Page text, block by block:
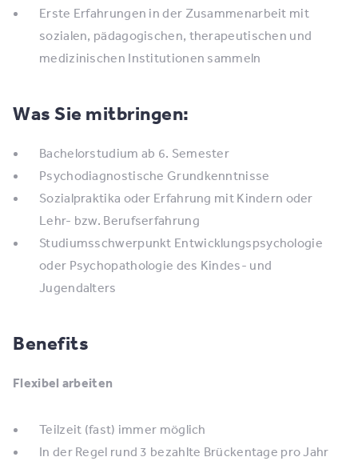
Erste Erfahrungen in der Zusammenarbeit mit
sozialen, pädagogischen, therapeutischen und
medizinischen Institutionen sammeln
Was Sie mitbringen:
Bachelorstudium ab 6. Semester
Psychodiagnostische Grundkenntnisse
Sozialpraktika oder Erfahrung mit Kindern oder
Lehr- bzw. Berufserfahrung
Studiumsschwerpunkt Entwicklungspsychologie
oder Psychopathologie des Kindes- und
Jugendalters
Benefits
Flexibel arbeiten
Teilzeit (fast) immer möglich
In der Regel rund 3 bezahlte Brückentage pro Jahr